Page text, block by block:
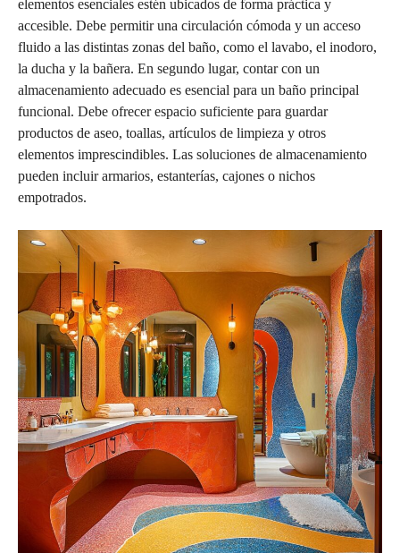
elementos esenciales estén ubicados de forma práctica y
accesible. Debe permitir una circulación cómoda y un acceso
fluido a las distintas zonas del baño, como el lavabo, el inodoro,
la ducha y la bañera. En segundo lugar, contar con un
almacenamiento adecuado es esencial para un baño principal
funcional. Debe ofrecer espacio suficiente para guardar
productos de aseo, toallas, artículos de limpieza y otros
elementos imprescindibles. Las soluciones de almacenamiento
pueden incluir armarios, estanterías, cajones o nichos
empotrados.